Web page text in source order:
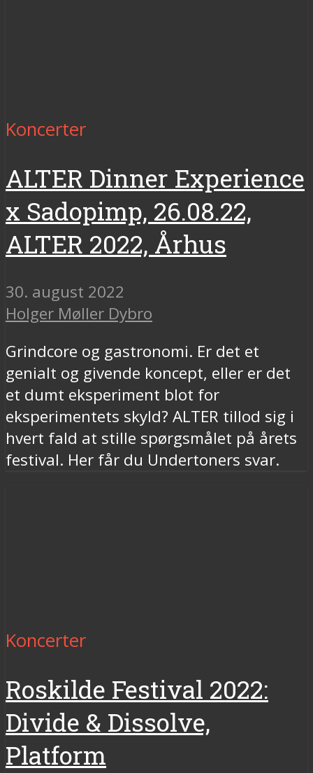
Koncerter
ALTER Dinner Experience
x Sadopimp, 26.08.22,
ALTER 2022, Århus
30. august 2022
Holger Møller Dybro
Grindcore og gastronomi. Er det et
genialt og givende koncept, eller er det
et dumt eksperiment blot for
eksperimentets skyld? ALTER tillod sig i
hvert fald at stille spørgsmålet på årets
festival. Her får du Undertoners svar.
Koncerter
Roskilde Festival 2022:
Divide & Dissolve,
Platform